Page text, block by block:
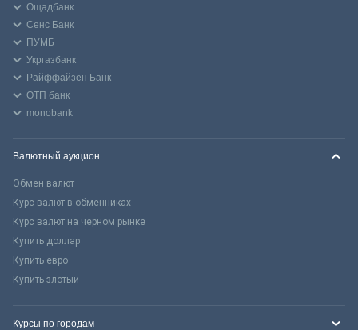
Ощадбанк
Сенс Банк
ПУМБ
Укргазбанк
Райффайзен Банк
ОТП банк
monobank
Валютный аукцион
Обмен валют
Курс валют в обменниках
Курс валют на черном рынке
Купить доллар
Купить евро
Купить злотый
Курсы по городам